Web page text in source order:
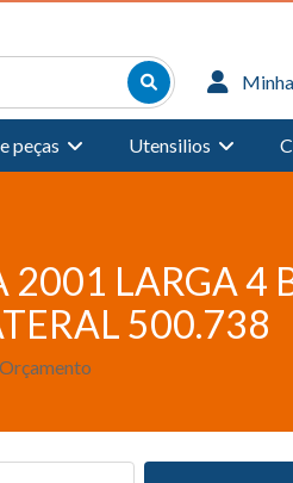
peças Utensilios
2001 LARGA 4
500.738